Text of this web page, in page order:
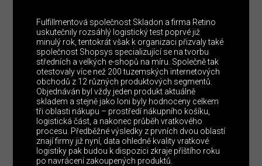
Fulfillmentová společnost Skladon a firma Retino
uskutečnily rozsáhlý logistický test poprvé již
minulý rok, tentokrát však k organizaci přizvaly také
společnost Shopsys specializující se na tvorbu
středních a velkých e-shopů na míru. Společně tak
otestovaly více než 200 tuzemských internetových
obchodů z 12 různých produktových segmentů.
Objednáván byl vždy jeden produkt aktuálně
skladem a stejně jako loni byly hodnoceny celkem
tři oblasti nákupu – prostředí nákupního košíku,
logistická část, a nakonec průběh vratkového
procesu. Předběžné výsledky z prvních dvou oblastí
znají firmy již nyní, data ohledně kvality vratkové
logistiky pak budou k dispozici zkraje příštího roku
po navrácení zakoupených produktů.